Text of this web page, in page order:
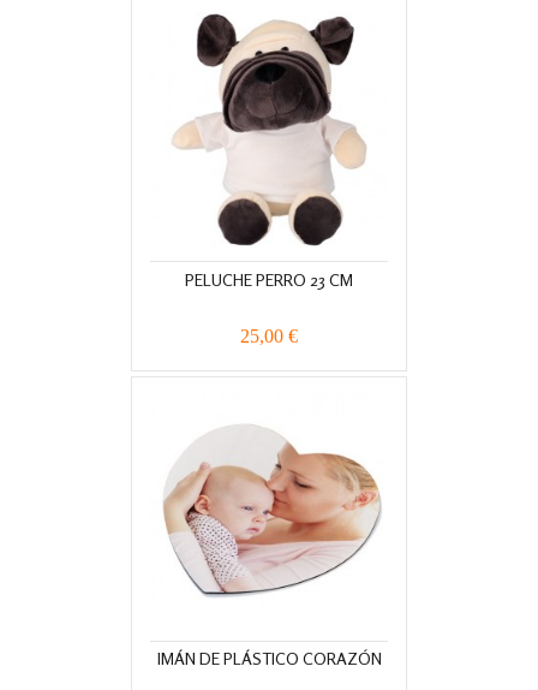
PELUCHE PERRO 23 CM
25,00 €
IMÁN DE PLÁSTICO CORAZÓN